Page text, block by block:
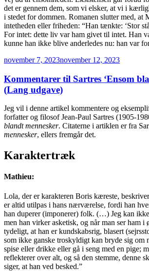
det er gennem dem, som vi elsker, at vi i
i stedet for dommen. Romanen slutter med, at
intetheden eller friheden: “Han tænkte: ‘Stor
For intet: dette liv var ham givet til intet. Han
kunne han ikke blive anderledes nu: han var
Udgivet
november 7, 2023november 12, 2023
Kommentarer til Sartres ‘Ensom
(Lang udgave)
Jeg vil i denne artikel kommentere og
forfatter og filosof Jean-Paul Sartres (1905-
blandt mennesker. Citaterne i artiklen er fra
mennesker, ellers fremgår det.
Karaktertræk
Mathieu:
Lola, der er karakteren Boris kæreste,
er altid utilpas i hans nærværelse, fordi han
han duperer (imponerer) folk. (…) Jeg kan
men han virker asketisk, og når man ser ham i
tydeligt, at han er kundskabsrig, blasert
som ikke ganske troskyldigt kan bryde sig om
spise eller drikke eller gå i seng med en pige;
reflekterer over alt, og så den stemme, denne
siger, at han ved besked.”